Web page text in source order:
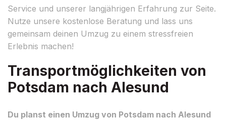
Service und unserer langjährigen Erfahrung zur Seite.
Nutze unsere kostenlose Beratung und lass uns
gemeinsam deinen Umzug zu einem stressfreien
Erlebnis machen!
Transportmöglichkeiten von
Potsdam nach Alesund
Du planst einen Umzug von Potsdam nach Alesund